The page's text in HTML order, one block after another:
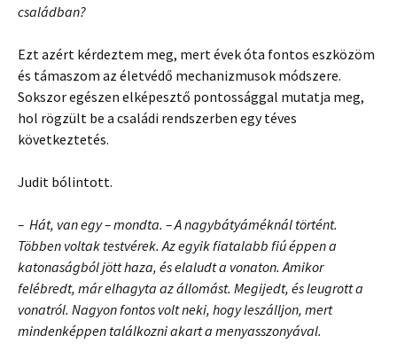
családban?
Ezt azért kérdeztem meg, mert évek óta fontos eszközöm
és támaszom az életvédő mechanizmusok módszere.
Sokszor egészen elképesztő pontossággal mutatja meg,
hol rögzült be a családi rendszerben egy téves
következtetés.
Judit bólintott.
– Hát, van egy – mondta. – A nagybátyáméknál történt.
Többen voltak testvérek. Az egyik fiatalabb fiú éppen a
katonaságból jött haza, és elaludt a vonaton. Amikor
felébredt, már elhagyta az állomást. Megijedt, és leugrott a
vonatról. Nagyon fontos volt neki, hogy leszálljon, mert
mindenképpen találkozni akart a menyasszonyával.